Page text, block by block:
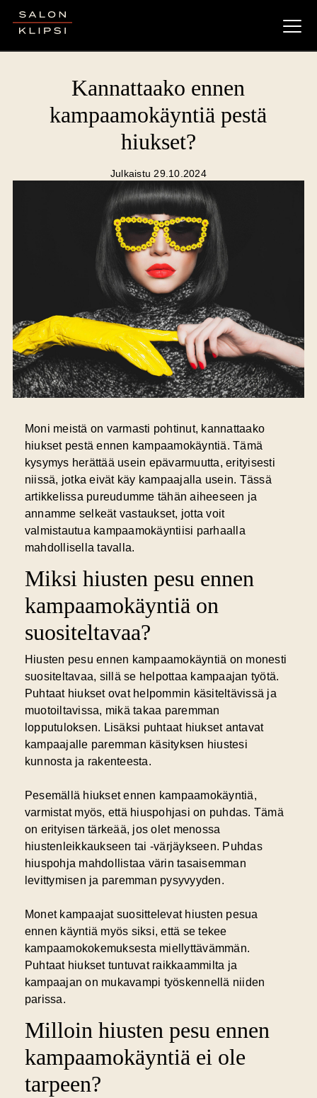
Salon Klipsi
Kannattaako ennen
kampaamokäyntiä pestä
hiukset?
Julkaistu 29.10.2024
Moni meistä on varmasti pohtinut, kannattaako
hiukset pestä ennen kampaamokäyntiä. Tämä
kysymys herättää usein epävarmuutta, erityisesti
niissä, jotka eivät käy kampaajalla usein. Tässä
artikkelissa pureudumme tähän aiheeseen ja
annamme selkeät vastaukset, jotta voit
valmistautua kampaamokäyntiisi parhaalla
mahdollisella tavalla.
Miksi hiusten pesu ennen
kampaamokäyntiä on
suositeltavaa?
Hiusten pesu ennen kampaamokäyntiä on monesti
suositeltavaa, sillä se helpottaa kampaajan työtä.
Puhtaat hiukset ovat helpommin käsiteltävissä ja
muotoiltavissa, mikä takaa paremman
lopputuloksen. Lisäksi puhtaat hiukset antavat
kampaajalle paremman käsityksen hiustesi
kunnosta ja rakenteesta.
Pesemällä hiukset ennen kampaamokäyntiä,
varmistat myös, että hiuspohjasi on puhdas. Tämä
on erityisen tärkeää, jos olet menossa
hiustenleikkaukseen tai -värjäykseen. Puhdas
hiuspohja mahdollistaa värin tasaisemman
levittymisen ja paremman pysyvyyden.
Monet kampaajat suosittelevat hiusten pesua
ennen käyntiä myös siksi, että se tekee
kampaamokokemuksesta miellyttävämmän.
Puhtaat hiukset tuntuvat raikkaammilta ja
kampaajan on mukavampi työskennellä niiden
parissa.
Milloin hiusten pesu ennen
kampaamokäyntiä ei ole
tarpeen?